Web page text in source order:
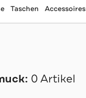
Taschen Accessoires
0 Artikel